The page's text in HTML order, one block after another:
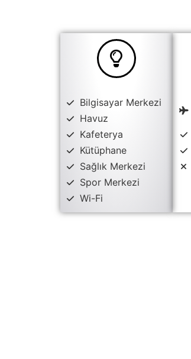
Bilgisayar Merkezi
Havuz
Kafeterya
Kütüphane
Sağlık Merkezi
Spor Merkezi
Wi-Fi